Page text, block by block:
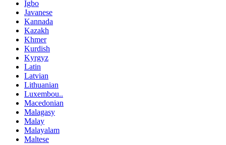
Igbo
Javanese
Kannada
Kazakh
Khmer
Kurdish
Kyrgyz
Latin
Latvian
Lithuanian
Luxembou..
Macedonian
Malagasy
Malay
Malayalam
Maltese